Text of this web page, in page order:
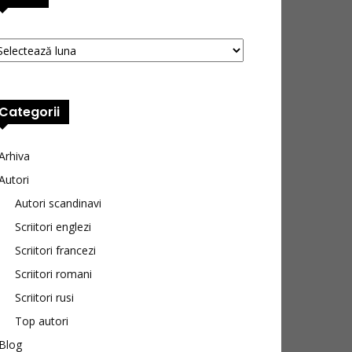
Autori scandinavi
Scriitori englezi
Scriitori francezi
Scriitori romani
Scriitori rusi
Top autori